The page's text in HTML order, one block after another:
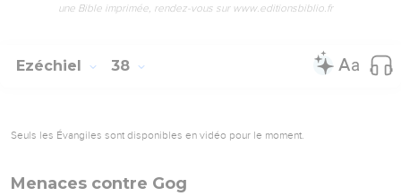
une Bible imprimée, rendez-vous sur www.editionsbiblio.fr
Ezéchiel 38
Seuls les Évangiles sont disponibles en vidéo pour le moment.
Menaces contre Gog